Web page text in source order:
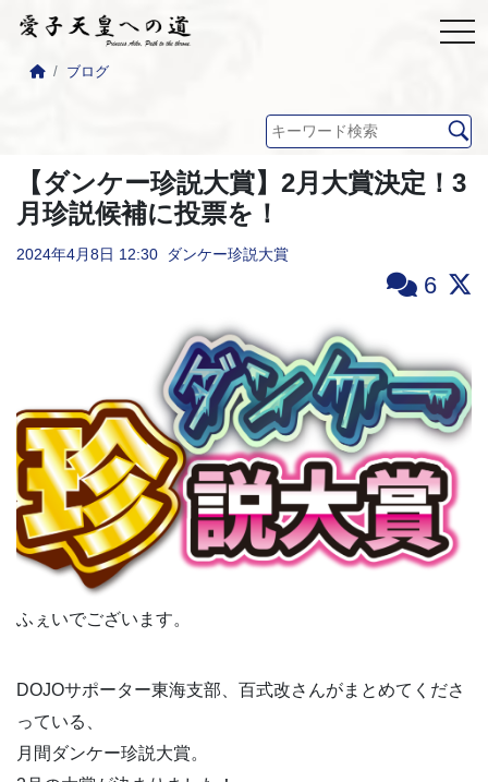
ブログ
【ダンケー珍説大賞】2月大賞決定！3
月珍説候補に投票を！
2024年4月8日 12:30 ダンケー珍説大賞
6
ふぇいでございます。
DOJOサポーター東海支部、百式改さんがまとめてくださ
っている、
月間ダンケー珍説大賞。